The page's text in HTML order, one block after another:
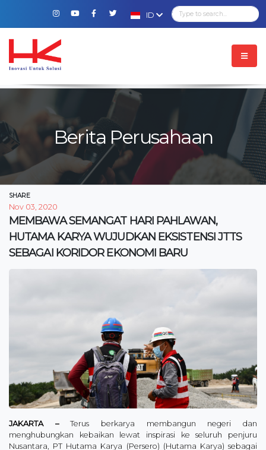
ID
Berita Perusahaan
SHARE
Nov 03, 2020
MEMBAWA SEMANGAT HARI PAHLAWAN,
HUTAMA KARYA WUJUDKAN EKSISTENSI JTTS
SEBAGAI KORIDOR EKONOMI BARU
JAKARTA –Terus berkarya membangun negeri dan
menghubungkan kebaikan lewat inspirasi ke seluruh penjuru
Nusantara, PT Hutama Karya (Persero) (Hutama Karya) sebagai